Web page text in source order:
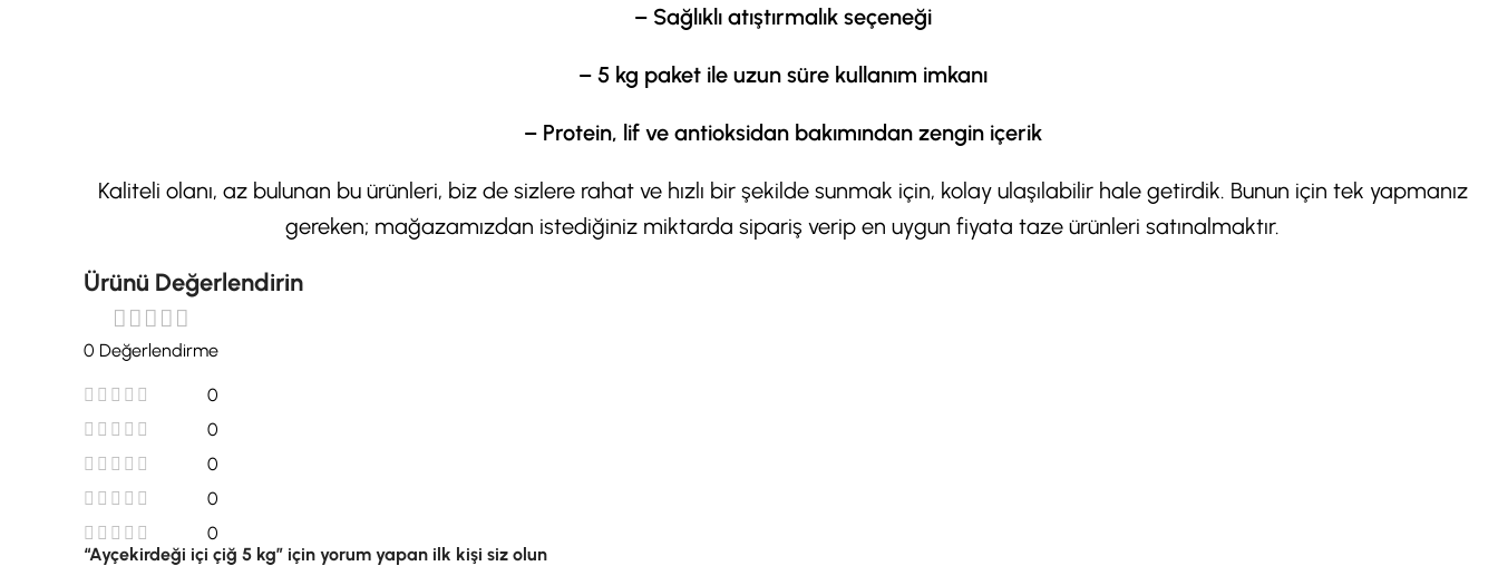
– Sağlıklı atıştırmalık seçeneği
– 5 kg paket ile uzun süre kullanım imkanı
– Protein, lif ve antioksidan bakımından zengin içerik
Kaliteli olanı, az bulunan bu ürünleri, biz de sizlere rahat ve hızlı bir şekilde sunmak için, kolay ulaşılabilir hale getirdik. Bunun için tek yapmanız
gereken; mağazamızdan istediğiniz miktarda sipariş verip en uygun fiyata taze ürünleri satınalmaktır.
Ürünü Değerlendirin
0 Değerlendirme
0
0
0
0
0
“Ayçekirdeği içi çiğ 5 kg” için yorum yapan ilk kişi siz olun